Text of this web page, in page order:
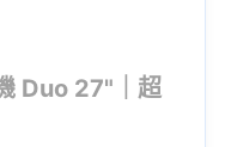
Duo 27"｜超